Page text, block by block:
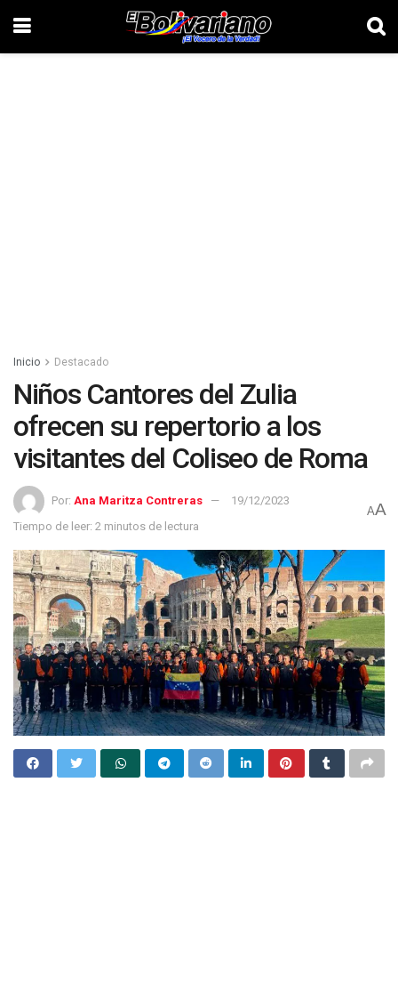
Inicio Destacado
Niños Cantores del Zulia
ofrecen su repertorio a los
visitantes del Coliseo de Roma
Por: Ana Maritza Contreras
19/12/2023
Tiempo de leer: 2 minutos de lectura
AA